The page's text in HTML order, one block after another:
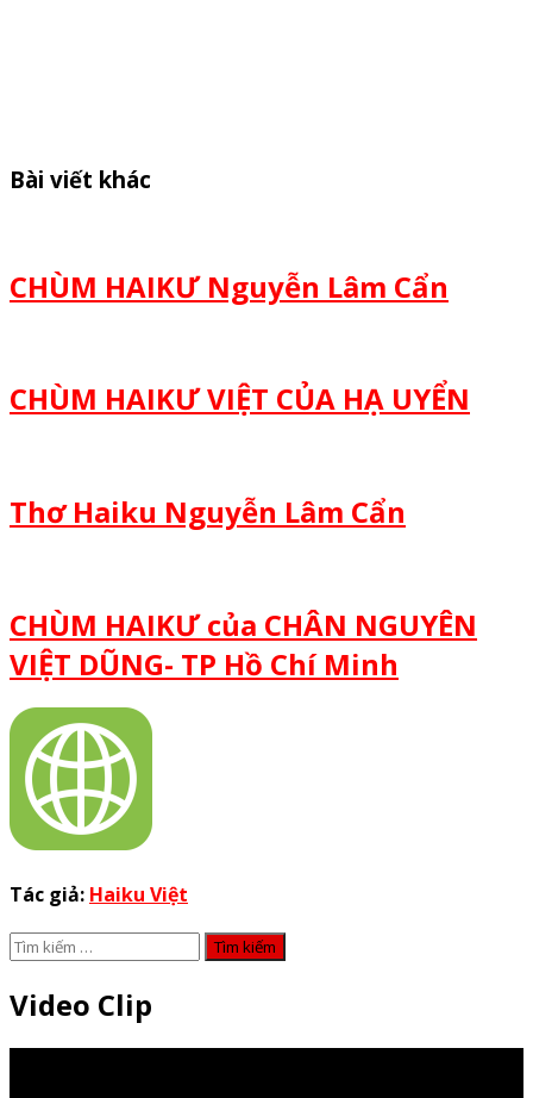
Bài viết khác
CHÙM HAIKƯ Nguyễn Lâm Cẩn
CHÙM HAIKƯ VIỆT CỦA HẠ UYỂN
Thơ Haiku Nguyễn Lâm Cẩn
CHÙM HAIKƯ của CHÂN NGUYÊN
VIỆT DŨNG- TP Hồ Chí Minh
Tác giả: Haiku Việt
Tìm
cho:
Video Clip